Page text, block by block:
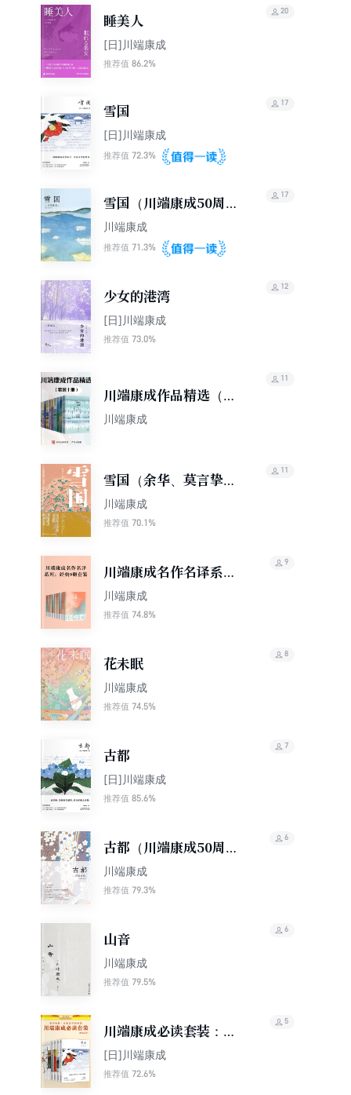
睡美人
[日]川端康成
推荐值 86.2%
20
雪国
[日]川端康成
推荐值 72.3%
17
雪国（川端康成50周年
纪念）
川端康成
推荐值 71.3%
17
少女的港湾
[日]川端康成
推荐值 73.0%
12
川端康成作品精选（套
装十册）
川端康成
11
雪国（余华、莫言挚
爱，易烊千玺倾心推
荐！）
川端康成
推荐值 70.1%
11
川端康成名作名译系
列：经典9册套装
川端康成
推荐值 74.8%
9
花未眠
川端康成
推荐值 74.5%
8
古都
[日]川端康成
推荐值 85.6%
7
古都（川端康成50周年
纪念）
川端康成
推荐值 79.3%
6
山音
川端康成
推荐值 79.5%
6
川端康成必读套装：雪
国+古都+千羽鹤+伊豆
的舞女+花未眠+美丽与
[日]川端康成
推荐值 72.6%
5